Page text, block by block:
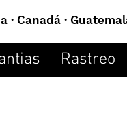
Canadá ·
Rastreo